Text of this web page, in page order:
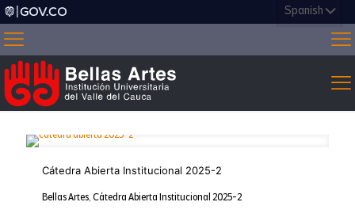
Cátedra Abierta Institucional 2025-2
Bellas Artes, Cátedra Abierta Institucional 2025-2